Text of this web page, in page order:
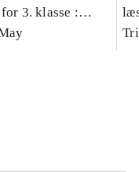
3. klasse :
-- Arbejdsbog.
-